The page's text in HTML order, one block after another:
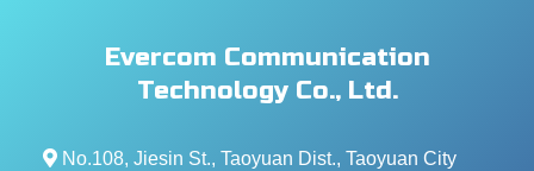
Evercom Communication
Technology Co., Ltd.
No.108, Jiesin St., Taoyuan Dist., Taoyuan City